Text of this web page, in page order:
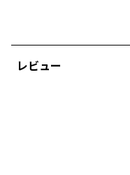
レビュー